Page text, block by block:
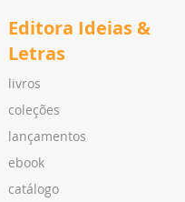
Editora Ideias &
Letras
livros
coleções
lançamentos
ebook
catálogo